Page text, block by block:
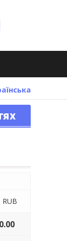
RUB
0.00